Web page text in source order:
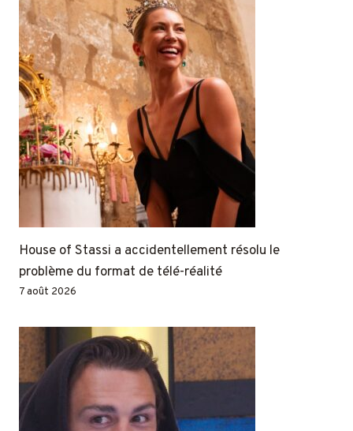
House of Stassi a accidentellement résolu le
problème du format de télé-réalité
7 août 2026